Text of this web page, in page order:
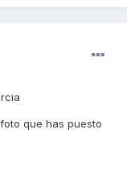
que has puesto